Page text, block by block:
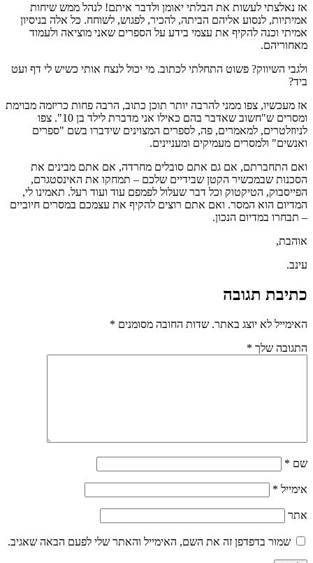
אז נאלצתי לעשות את הבלתי יאומן ולדבר איתם! לנהל ממש שיחות
אמיתיות, לנסוע אליהם הביתה, להכיר, לפגוש, לשוחח. כל אלה בניסיון
אמיתי וכנה להקיף את עצמי בידע על הספרים שאני מוציאה ולעמוד
מאחוריהם.
ולגבי השיווק? פשוט התחלתי לכתוב. מי יכול לנצח אותי כשיש לי דף ועט
ביד?
אז מעכשיו, צפו ממני להרבה יותר תוכן כתוב, הרבה פחות כריזמה מבוימת
ומסרים ש"חשוב שאדבר בהם כאילו אני מדברת לילד בן 10". צפו
לניוזלטרים, למאמרים, פה, לספרים המצוינים שידברו בשם "ספרים
ואנשים" ולמסרים מעמיקים ומעניינים.
ואם התחברתם, אם גם אתם סובלים מחרדה, אם אתם מבינים את
הסכנות שבמכשיר הקטן שבידיים שלכם – תמחקו את האינסטגרם,
הפייסבוק, הטיקטוק וכל דבר שעלול לפמפם עוד ועוד רעל. תאמינו לי,
המדיום הוא המסר. ואם אתם רוצים להקיף את עצמכם במסרים חיוביים
– תבחרו במדיום הנכון.
אוהבת,
עינב.
כתיבת תגובה
האימייל לא יוצג באתר. שדות החובה מסומנים *
התגובה שלך *
שם *
אימייל *
אתר
שמור בדפדפן זה את השם, האימייל והאתר שלי לפעם הבאה שאגיב.